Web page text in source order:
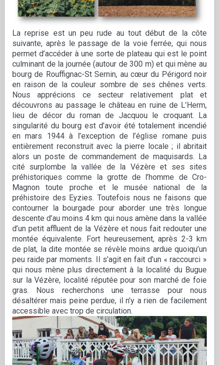
La reprise est un peu rude au tout début de la côte
suivante, après le passage de la voie ferrée, qui nous
permet d’accéder à une sorte de plateau qui est le point
culminant de la journée (autour de 300 m) et qui mène au
bourg de Rouffignac-St Sernin, au cœur du Périgord noir
en raison de la couleur sombre de ses chênes verts.
Nous apprécions ce secteur relativement plat et
découvrons au passage le château en ruine de L’Herm,
lieu de décor du roman de Jacquou le croquant. La
singularité du bourg est d’avoir été totalement incendié
en mars 1944 à l’exception de l’église romane puis
entièrement reconstruit avec la pierre locale ; il abritait
alors un poste de commandement de maquisards. La
cité surplombe la vallée de la Vézère et ses sites
préhistoriques comme la grotte de l’homme de Cro-
Magnon toute proche et le musée national de la
préhistoire des Eyzies. Toutefois nous ne faisons que
contourner la bourgade pour aborder une très longue
descente d’au moins 4 km qui nous amène dans la vallée
d’un petit affluent de la Vézère et nous fait redouter une
montée équivalente. Fort heureusement, après 2-3 km
de plat, la dite montée se révèle moins ardue quoiqu’un
peu raide par moments. Il s’agit en fait d’un « raccourci »
qui nous mène plus directement à la localité du Bugue
sur la Vézère, localité réputée pour son marché de foie
gras. Nous recherchons une terrasse pour nous
désaltérer mais peine perdue, il n’y a rien de facilement
accessible avec trop de circulation.